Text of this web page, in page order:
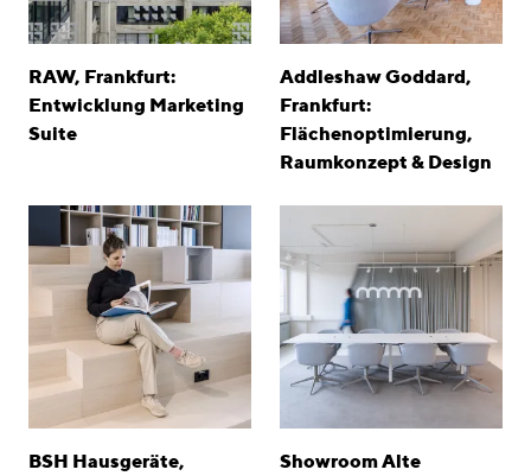
RAW, Frankfurt:
Entwicklung Marketing
Suite
Addleshaw Goddard,
Frankfurt:
Flächenoptimierung,
Raumkonzept & Design
BSH Hausgeräte,
Showroom Alte